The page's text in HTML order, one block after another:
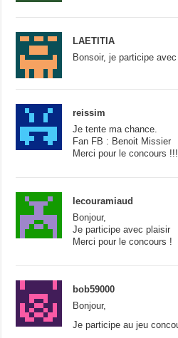
LAETITIA
Bonsoir, je participe
reissim
Je tente ma chance.
Fan FB : Benoit Missier
Merci pour le concours !!!
lecouramiaud
Bonjour,
Je participe avec plaisir
Merci pour le concours !
bob59000
Bonjour,
Je participe au jeu